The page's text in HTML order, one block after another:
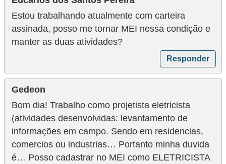
Estou trabalhando atualmente com carteira
assinada, posso me tornar MEI nessa condição e
manter as duas atividades?
Responder
Gedeon
Bom dia! Trabalho como projetista eletricista
(atividades desenvolvidas: levantamento de
informações em campo. Sendo em residencias,
comercios ou industrias… Portanto minha duvida
é… Posso cadastrar no MEI como ELETRICISTA